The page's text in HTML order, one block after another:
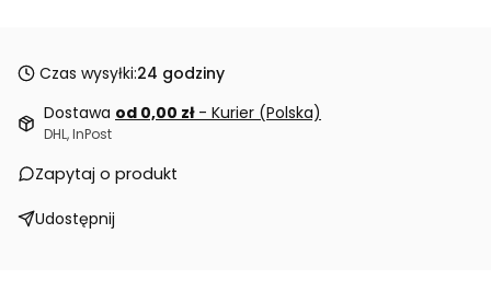
Czas wysyłki:24 godziny
Dostawa od 0,00 zł - Kurier (Polska)
DHL, InPost
Zapytaj o produkt
Udostępnij